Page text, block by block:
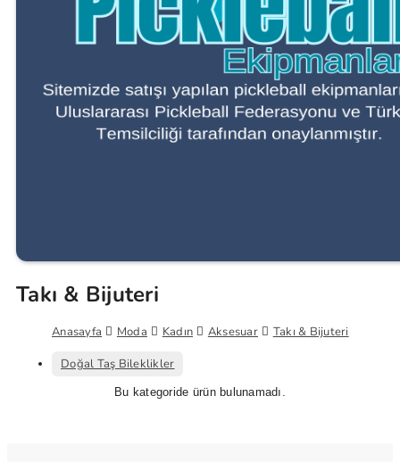
Takı & Bijuteri
Anasayfa Moda Kadın Aksesuar
Takı & Bijuteri
Doğal Taş Bileklikler
Bu kategoride ürün bulunamadı.